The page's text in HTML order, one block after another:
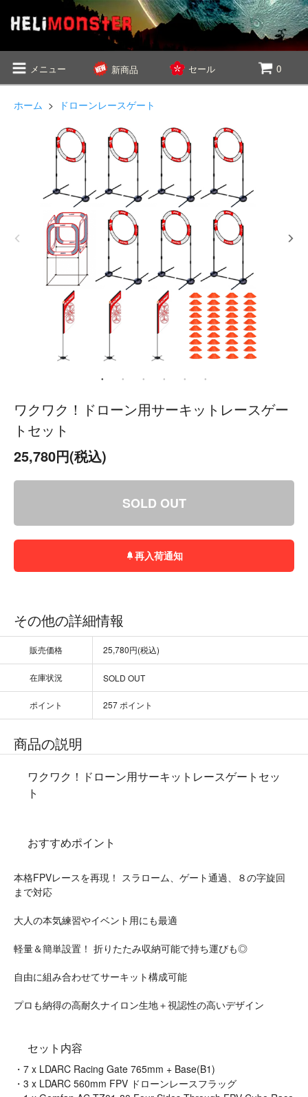
メニュー 新商品 セール 0
ホーム > ドローンレースゲート
ワクワク！ドローン用サーキットレースゲー
トセット
25,780円(税込)
SOLD OUT
再入荷通知
その他の詳細情報
販売価格 25,780円(税込)
在庫状況 SOLD OUT
ポイント 257 ポイント
商品の説明
ワクワク！ドローン用サーキットレースゲートセッ
ト
おすすめポイント
本格FPVレースを再現！ スラローム、ゲート通過、８の字旋回
まで対応
大人の本気練習やイベント用にも最適
軽量＆簡単設置！ 折りたたみ収納可能で持ち運びも◎
自由に組み合わせてサーキット構成可能
プロも納得の高耐久ナイロン生地＋視認性の高いデザイン
セット内容
・7 x LDARC Racing Gate 765mm + Base(B1)
・3 x LDARC 560mm FPV ドローンレースフラッグ